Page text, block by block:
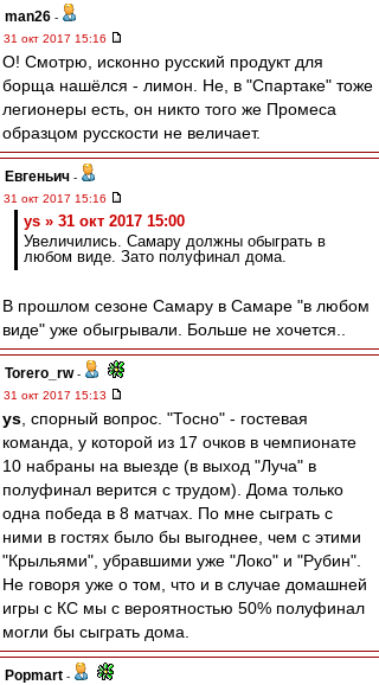
man26 -
31 окт 2017 15:16
О! Смотрю, исконно русский продукт для
борща нашёлся - лимон. Не, в "Спартаке" тоже
легионеры есть, он никто того же Промеса
образцом русскости не величает.
Евгеньич -
31 окт 2017 15:16
ys » 31 окт 2017 15:00
Увеличились. Самару должны обыграть в
любом виде. Зато полуфинал дома.
В прошлом сезоне Самару в Самаре "в любом
виде" уже обыгрывали. Больше не хочется..
Torero_rw-
31 окт 2017 15:13
ys , спорный вопрос. "Тосно" - гостевая
команда, у которой из 17 очков в чемпионате
10 набраны на выезде (в выход "Луча" в
полуфинал верится с трудом). Дома только
одна победа в 8 матчах. По мне сыграть с
ними в гостях было бы выгоднее, чем с этими
"Крыльями", убравшими уже "Локо" и "Рубин".
Не говоря уже о том, что и в случае домашней
игры с КС мы с вероятностью 50% полуфинал
могли бы сыграть дома.
Popmart -